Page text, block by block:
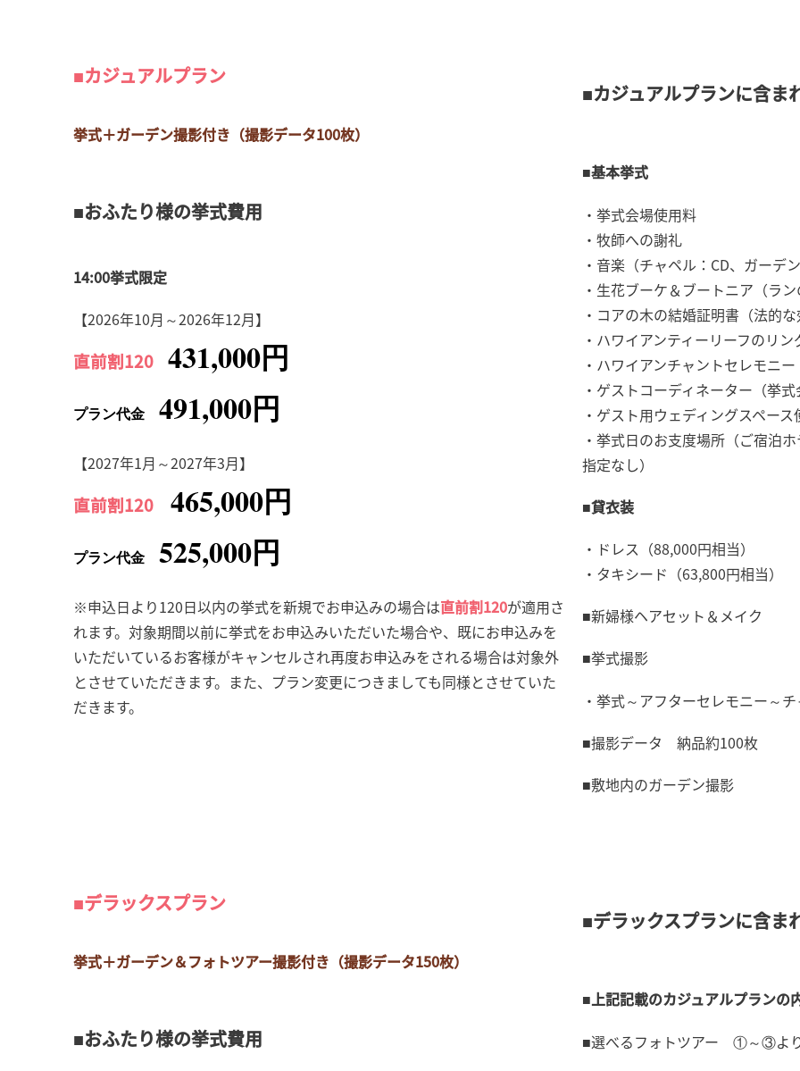
■カジュアルプラン
挙式＋ガーデン撮影付き（撮影データ100枚）
■おふたり様の挙式費用
14:00挙式限定
【2026年10月～2026年12月】
直前割120 431,000円
プラン代金 491,000円
【2027年1月～2027年3月】
直前割120 465,000円
プラン代金 525,000円
※申込日より120日以内の挙式を新規でお申込みの場合は直前割120が適用さ
れます。対象期間以前に挙式をお申込みいただいた場合や、既にお申込みを
いただいているお客様がキャンセルされ再度お申込みをされる場合は対象外
とさせていただきます。また、プラン変更につきましても同様とさせていた
だきます。
■カジュアルプランに含ま
■基本挙式
・挙式会場使用料
・牧師への謝礼
・音楽（チャペル：CD、ガーデ
・生花ブーケ＆ブートニア（ラ
・コアの木の結婚証明書（法的
・ハワイアンティーリーフのリ
・ハワイアンチャントセレモニー
・ゲストコーディネーター（挙
・ゲスト用ウェディングスペー
・挙式日のお支度場所（ご宿泊
指定なし）
■貸衣装
・ドレス（88,000円相当）
・タキシード（63,800円相当）
■新婦様ヘアセット＆メイク
■挙式撮影
・挙式～アフターセレモニー～
■撮影データ 納品約100枚
■敷地内のガーデン撮影
■デラックスプラン
挙式＋ガーデン＆フォトツアー撮影付き（撮影データ150枚）
■おふたり様の挙式費用
■デラックスプランに含ま
■上記記載のカジュアルプランの
■選べるフォトツアー ①～③よ